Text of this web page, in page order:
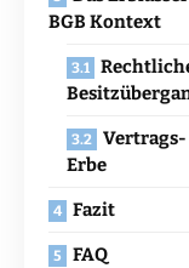
BGB Kontext
Vertrags-
Erbe
Fazit
FAQ